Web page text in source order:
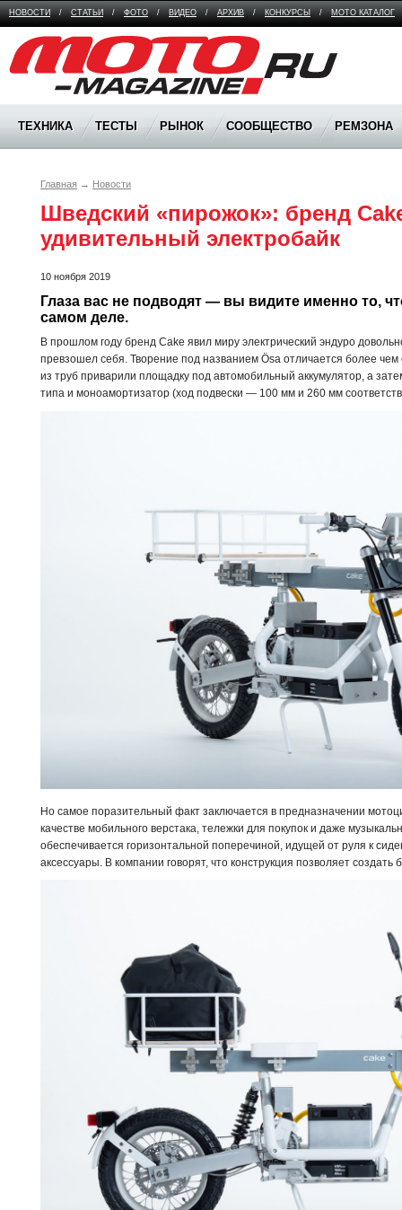
НОВОСТИ / СТАТЬИ / ФОТО / ВИДЕО / АРХИВ / КОНКУРСЫ / МОТО КАТАЛОГ
Moto Magazine
ТЕХНИКА ТЕСТЫ РЫНОК СООБЩЕСТВО РЕМЗОНА
Главная → Новости
Шведский «пирожок»: бренд
удивительный электробайк
10 ноября 2019
Глаза вас не подводят — вы видите именно то,
самом деле.
В прошлом году бренд Cake явил миру электрический эндуро
превзошел себя. Творение под названием Ösa отличается более
из труб приварили площадку под автомобильный аккумулятор, а
типа и моноамортизатор (ход подвески — 100 мм и 260 мм
Но самое поразительный факт заключается в предназначении
качестве мобильного верстака, тележки для покупок и даже
обеспечивается горизонтальной поперечиной, идущей от руля к
аксессуары. В компании говорят, что конструкция позволяет